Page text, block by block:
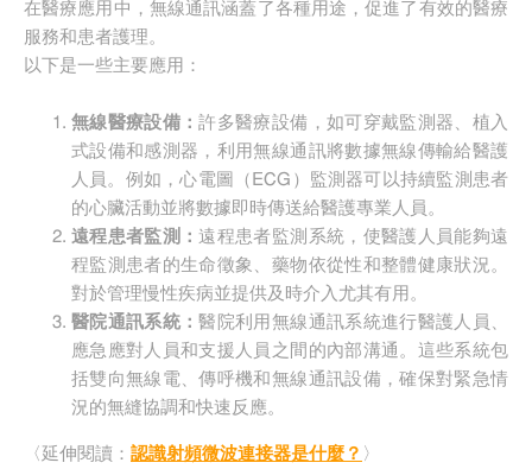
在醫療應用中，無線通訊涵蓋了各種用途，促進了有效的醫療
服務和患者護理。
以下是一些主要應用：
無線醫療設備：許多醫療設備，如可穿戴監測器、植入
式設備和感測器，利用無線通訊將數據無線傳輸給醫護
人員。例如，心電圖（ECG）監測器可以持續監測患者
的心臟活動並將數據即時傳送給醫護專業人員。
遠程患者監測：遠程患者監測系統，使醫護人員能夠遠
程監測患者的生命徵象、藥物依從性和整體健康狀況。
對於管理慢性疾病並提供及時介入尤其有用。
醫院通訊系統：醫院利用無線通訊系統進行醫護人員、
應急應對人員和支援人員之間的內部溝通。這些系統包
括雙向無線電、傳呼機和無線通訊設備，確保對緊急情
況的無縫協調和快速反應。
〈延伸閱讀： 認識射頻微波連接器是什麼？ 〉